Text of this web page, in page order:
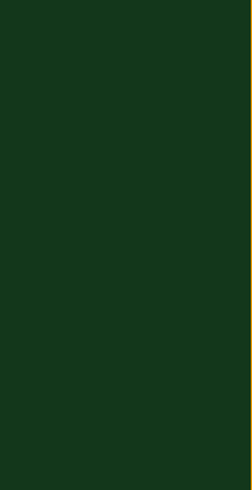
www.tiktok.com/
zu https://whatsapp.com/